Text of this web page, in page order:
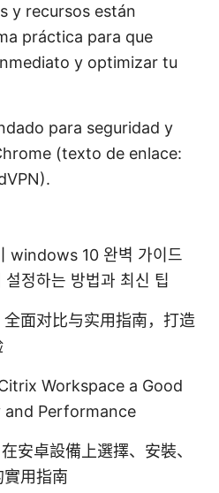
y recursos están
práctica para que
y optimizar tu
para seguridad y
(texto de enlace:
windows 10 완벽 가이드
정하는 방법과 최신 팁
面对比与实用指南，打造
Workspace a Good
and Performance
安卓設備上選擇、安裝、
用指南